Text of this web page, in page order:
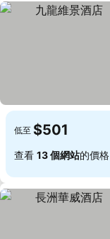
低至 $501
查看 13 個網站的價格